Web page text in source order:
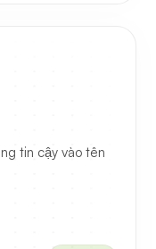
tin cậy vào tên